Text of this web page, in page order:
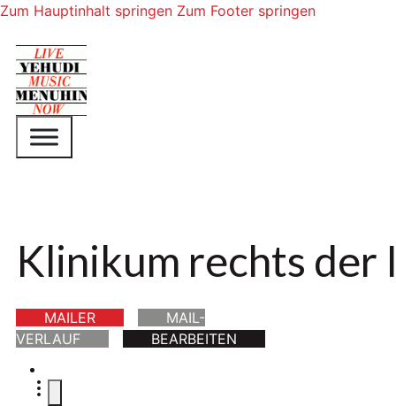
Zum Hauptinhalt springen Zum Footer springen
Klinikum rechts der
MAILER
MAIL-
VERLAUF
BEARBEITEN